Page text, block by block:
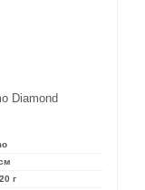
Diamond
г